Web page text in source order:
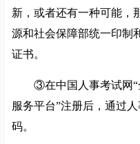
新，或者还有一种可能，
源和社会保障部统一印制
证书。
③在中国人事考试网“
服务平台”注册后，通过
码。